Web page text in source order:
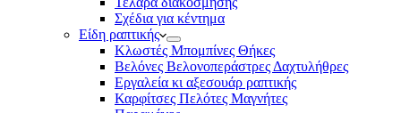
Σχέδια για κέντημα
Είδη ραπτικής
Κλωστές Μπομπίνες Θήκες
Βελόνες Βελονοπεράστρες Δαχτυλήθρες
Εργαλεία κι αξεσουάρ ραπτικής
Καρφίτσες Πελότες Μαγνήτες